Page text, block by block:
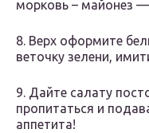
морковь – майонез
8. Верх оформите
веточку зелени,
9. Дайте салату
пропитаться и
аппетита!